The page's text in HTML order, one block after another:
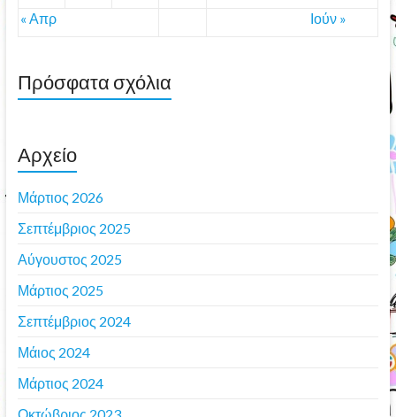
« Απρ Ιούν »
Πρόσφατα σχόλια
Αρχείο
Μάρτιος 2026
Σεπτέμβριος 2025
Αύγουστος 2025
Μάρτιος 2025
Σεπτέμβριος 2024
Μάιος 2024
Μάρτιος 2024